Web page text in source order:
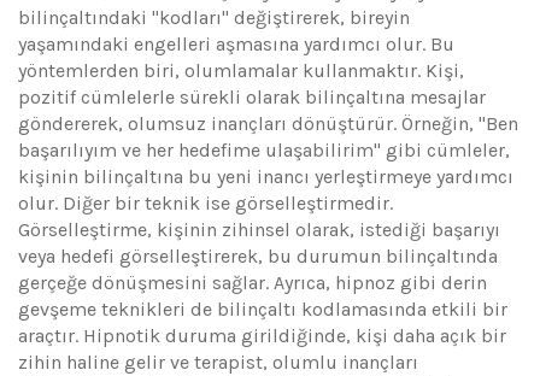
bilinçaltındaki "kodları" değiştirerek, bireyin
yaşamındaki engelleri aşmasına yardımcı olur. Bu
yöntemlerden biri, olumlamalar kullanmaktır. Kişi,
pozitif cümlelerle sürekli olarak bilinçaltına mesajlar
göndererek, olumsuz inançları dönüştürür. Örneğin, "Ben
başarılıyım ve her hedefime ulaşabilirim" gibi cümleler,
kişinin bilinçaltına bu yeni inancı yerleştirmeye yardımcı
olur. Diğer bir teknik ise görselleştirmedir.
Görselleştirme, kişinin zihinsel olarak, istediği başarıyı
veya hedefi görselleştirerek, bu durumun bilinçaltında
gerçeğe dönüşmesini sağlar. Ayrıca, hipnoz gibi derin
gevşeme teknikleri de bilinçaltı kodlamasında etkili bir
araçtır. Hipnotik duruma girildiğinde, kişi daha açık bir
zihin haline gelir ve terapist, olumlu inançları